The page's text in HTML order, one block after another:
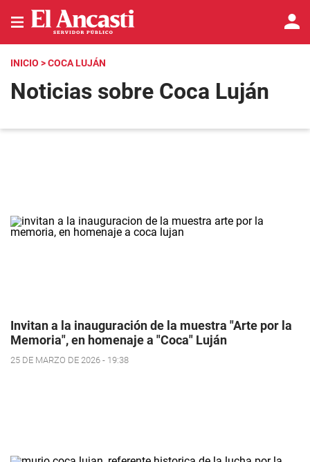
INICIO > COCA LUJÁN
Noticias sobre Coca Luján
Invitan a la inauguración de la muestra "Arte por la
Memoria", en homenaje a "Coca" Luján
25 DE MARZO DE 2026 - 19:38